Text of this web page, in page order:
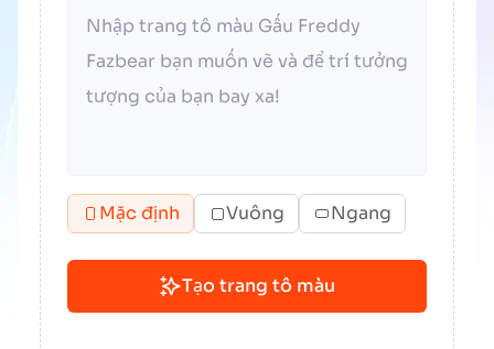
Mặc định Vuông Ngang
Tạo trang tô màu